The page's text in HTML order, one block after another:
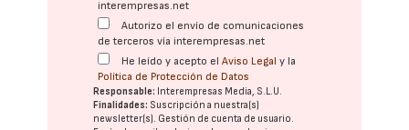
interempresas.net
Autorizo el envío de comunicaciones
de terceros vía interempresas.net
He leído y acepto elAviso Legal y la
Política de Protección de Datos
Responsable: Interempresas Media, S.L.U.
Finalidades: Suscripción a nuestra(s)
newsletter(s). Gestión de cuenta de usuario.